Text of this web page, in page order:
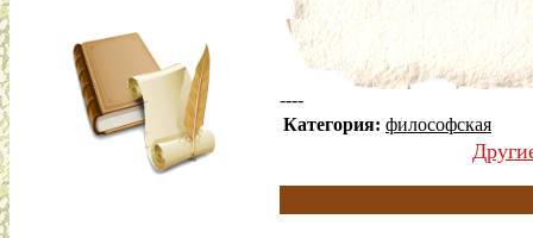
----
Категория: философская